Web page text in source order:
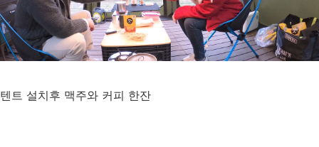
텐트 설치후 맥주와 커피 한잔